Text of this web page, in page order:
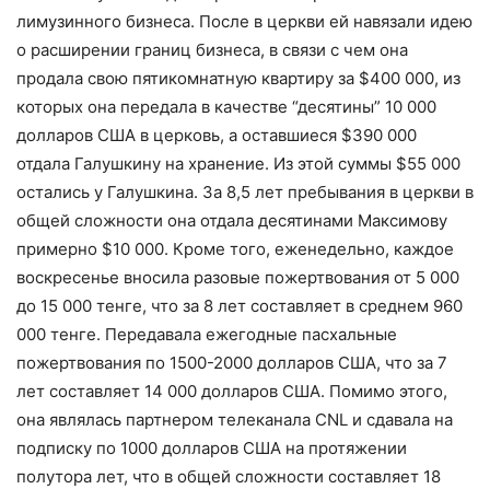
лимузинного бизнеса. После в церкви ей навязали идею
о расширении границ бизнеса, в связи с чем она
продала свою пятикомнатную квартиру за $400 000, из
которых она передала в качестве “десятины” 10 000
долларов США в церковь, а оставшиеся $390 000
отдала Галушкину на хранение. Из этой суммы $55 000
остались у Галушкина. За 8,5 лет пребывания в церкви в
общей сложности она отдала десятинами Максимову
примерно $10 000. Кроме того, еженедельно, каждое
воскресенье вносила разовые пожертвования от 5 000
до 15 000 тенге, что за 8 лет составляет в среднем 960
000 тенге. Передавала ежегодные пасхальные
пожертвования по 1500-2000 долларов США, что за 7
лет составляет 14 000 долларов США. Помимо этого,
она являлась партнером телеканала CNL и сдавала на
подписку по 1000 долларов США на протяжении
полутора лет, что в общей сложности составляет 18